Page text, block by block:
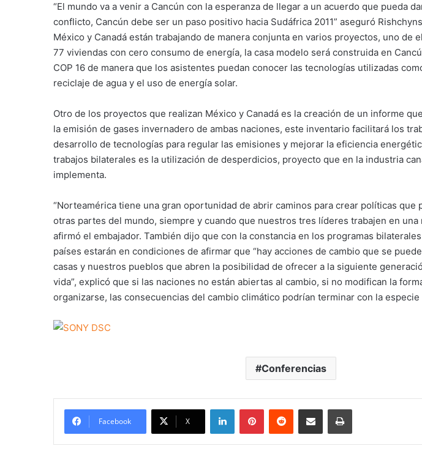
“El mundo va a venir a Cancún con la esperanza de llegar a un acuerdo que pueda
conflicto, Cancún debe ser un paso positivo hacia Sudáfrica 2011” aseguró
México y Canadá están trabajando de manera conjunta en varios proyectos, uno de
77 viviendas con cero consumo de energía, la casa modelo será construida en
COP 16 de manera que los asistentes puedan conocer las tecnologías utilizadas
reciclaje de agua y el uso de energía solar.
Otro de los proyectos que realizan México y Canadá es la creación de un informe
la emisión de gases invernadero de ambas naciones, este inventario facilitará los
desarrollo de tecnologías para regular las emisiones y mejorar la eficiencia
trabajos bilaterales es la utilización de desperdicios, proyecto que en la industria
implementa.
“Norteamérica tiene una gran oportunidad de abrir caminos para crear políticas que
otras partes del mundo, siempre y cuando que nuestros tres líderes trabajen en una
afirmó el embajador. También dijo que con la constancia en los programas
países estarán en condiciones de afirmar que “hay acciones de cambio que se
casas y nuestros pueblos que abren la posibilidad de ofrecer a la siguiente
vida”, explicó que si las naciones no están abiertas al cambio, si no modifican la
organizarse, las consecuencias del cambio climático podrían terminar con la especie
Conferencias
Facebook X
LinkedInPinterestReddit Share via Email Print